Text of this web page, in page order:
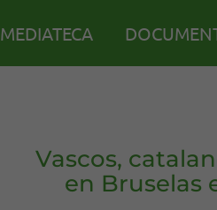
MEDIATECA
Vascos,
en Bruselas